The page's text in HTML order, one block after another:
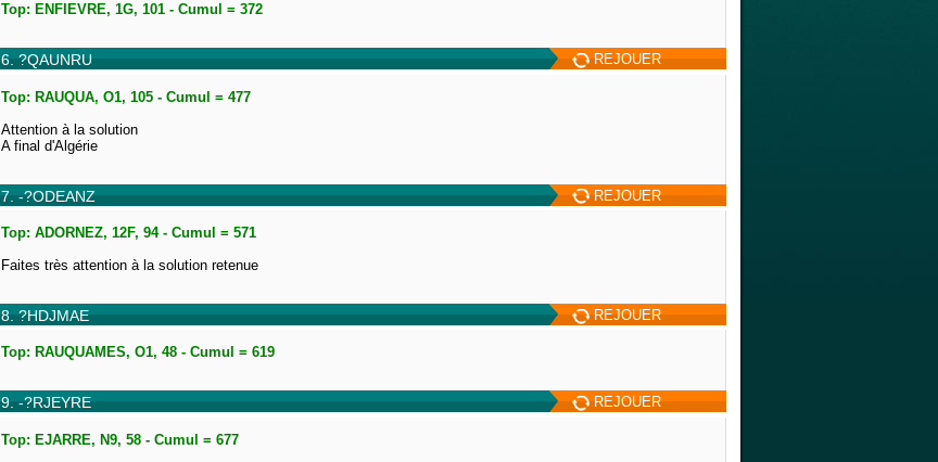
Top: ENFIEVRE, 1G, 101 - Cumul = 372
6. ?QAUNRU REJOUER
Top: RAUQUA, O1, 105 - Cumul = 477
Attention à la solution
A final d'Algérie
7. -?ODEANZ REJOUER
Top: ADORNEZ, 12F, 94 - Cumul = 571
Faites très attention à la solution retenue
8. ?HDJMAE REJOUER
Top: RAUQUAMES, O1, 48 - Cumul = 619
9. -?RJEYRE REJOUER
Top: EJARRE, N9, 58 - Cumul = 677